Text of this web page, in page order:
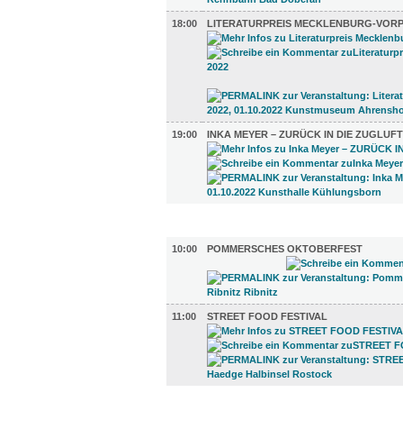
18:00 LITERATURPREIS MECKLENBURG-
19:00 INKA MEYER – ZURÜCK IN DIE ZUGLUFT
10:00
POMMERSCHES OKTOBERFEST
11:00 STREET FOOD FESTIVAL